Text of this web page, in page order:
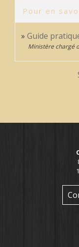
Pour en
Guide
Ministère chargé